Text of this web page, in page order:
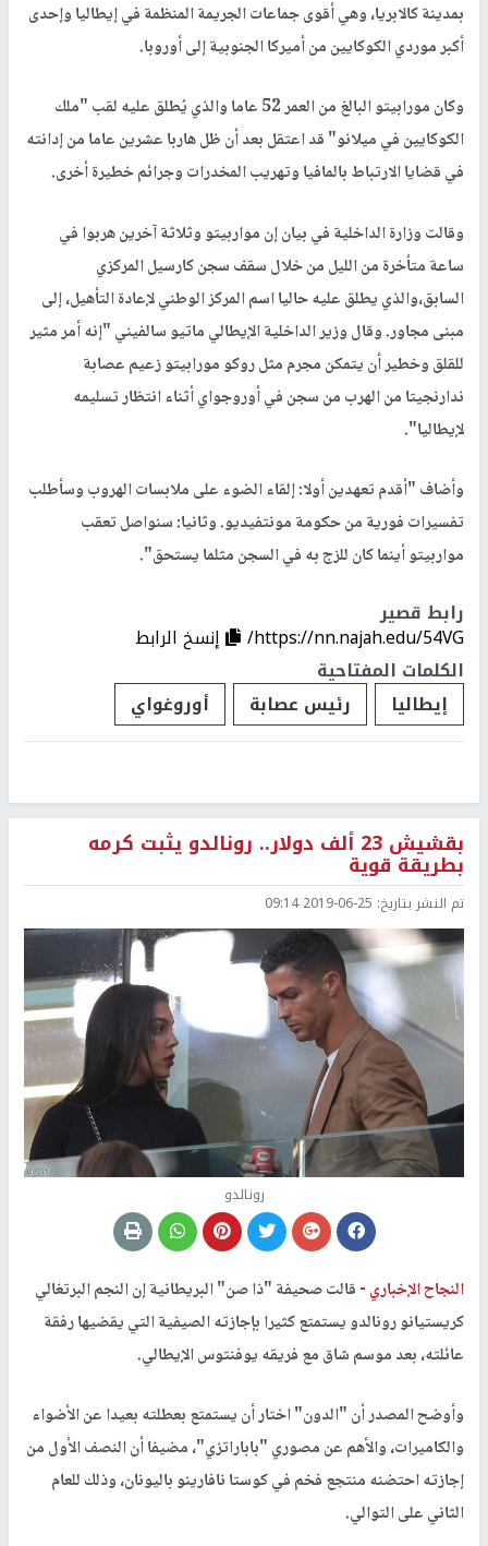
بمدينة كالابريا، وهي أقوى جماعات الجريمة المنظمة في إيطاليا وإحدى
أكبر موردي الكوكايين من أميركا الجنوبية إلى أوروبا.
وكان مورابيتو البالغ من العمر 52 عاما والذي يُطلق عليه لقب "ملك
الكوكايين في ميلانو" قد اعتقل بعد أن ظل هاربا عشرين عاما من إدانته
في قضايا الارتباط بالمافيا وتهريب المخدرات وجرائم خطيرة أخرى.
وقالت وزارة الداخلية في بيان إن مواربيتو وثلاثة آخرين هربوا في
ساعة متأخرة من الليل من خلال سقف سجن كارسيل المركزي
السابق،والذي يطلق عليه حاليا اسم المركز الوطني لإعادة التأهيل، إلى
مبنى مجاور. وقال وزير الداخلية الإيطالي ماتيو سالفيني "إنه أمر مثير
للقلق وخطير أن يتمكن مجرم مثل روكو مورابيتو زعيم عصابة
ندارنجيتا من الهرب من سجن في أوروجواي أثناء انتظار تسليمه
لإيطاليا".
وأضاف "أقدم تعهدين أولا: إلقاء الضوء على ملابسات الهروب وسأطلب
تفسيرات فورية من حكومة مونتفيديو. وثانيا: سنواصل تعقب
مواربيتو أينما كان للزج به في السجن مثلما يستحق".
رابط قصير
https://nn.najah.edu/54VG/
إنسخ الرابط
الكلمات المفتاحية
إيطاليا
رئيس عصابة أوروغواي
بقشيش 23 ألف دولار.. رونالدو يثبت كرمه
بطريقة قوية
تم النشر بتاريخ: 2019-06-25 09:14
رونالدو
النجاح الإخباري -قالت صحيفة "ذا صن" البريطانية إن النجم البرتغالي
كريستيانو رونالدو يستمتع كثيرا بإجازته الصيفية التي يقضيها رفقة
عائلته، بعد موسم شاق مع فريقه يوفنتوس الإيطالي.
وأوضح المصدر أن "الدون" اختار أن يستمتع بعطلته بعيدا عن الأضواء
والكاميرات، والأهم عن مصوري "باباراتزي"، مضيفا أن النصف الأول من
إجازته احتضنه منتجع فخم في كوستا نافارينو باليونان، وذلك للعام
الثاني على التوالي.